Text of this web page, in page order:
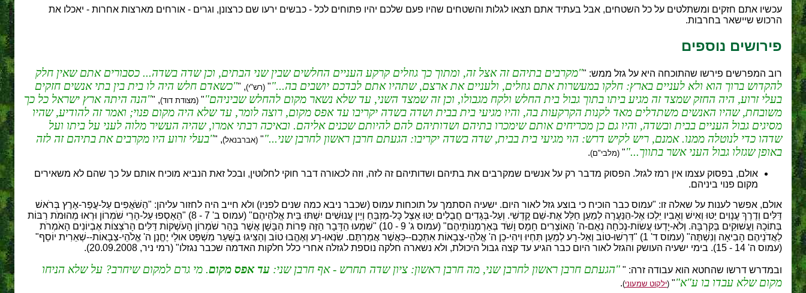
עכשיו אתם חזקים ומשתלטים על כל השטחים, אבל בעתיד אתם תצאו לגלות והשטחים שהיו פעם שלכם יהיו פתוחים לכל - כבשים ירעו שם כרצונן, וגרים - אורחים מארצות אחרות - יאכלו את
הרכוש שיישאר בחרבות.
פירושים נוספים
רוב המפרשים פירשו שהתוכחה היא על גזל ממש: " מקרבים בתיהם זה אצל זה, ומתוך כך גוזלים קרקע העניים החלשים שבין שני הבתים, וכן שדה בשדה... כסבורים אתם שאין חלק
להקדוש ברוך הוא ולא לעניים בארץ: חלקו במעשרות אתם גוזלים, ולעניים את ארצם, שתהיו אתם לבדכם יושבים בה... " (רש"י), " כשאדם חלש היה לו בית בין בתי אנשים חזקים
בעלי זרוע, היה החזק שמצד זה מגיע ביתו בתוך גבול בית החלש ולקח מגבולו, וכן זה שמצד השני, עד שלא נשאר מקום להחלש שביניהם " (מצודת דוד), " הנה היתה ארץ ישראל כל כך
משובחת, שהיו האנשים משתדלים מאד לקנות הקרקעות בה, והיו מגיעי בית בבית ושדה בשדה יקריבו עד אפס מקום, רוצה לומר, עד שלא היה מקום פנוי; ואמר זה להודיע, שהיו
מסיגים גבול העניים בבית ובשדה, והיו גם כן מכריחים אותם שימכרו בתיהם ושדותיהם להם להיותם שכנים אליהם. ובאיכה רבתי אמרו, שהיה העשיר מלוה לעני על ביתו ועל
שדהו כדי לנוטלה ממנו. אמנם, ריש לקיש דרש: הוי מגיעי בית בבית, שדה בשדה יקריבו: הגעתם חרבן ראשון לחרבן שני... " (אברבנאל), " בעלי זרוע היו מקרבים את בתיהם זה לזה
באופן שגזלו גבול העני אשר בתווך... " (מלבי"ם).
אולם, בפסוק עצמו אין רמז לגזל. הפסוק מדבר רק על אנשים שמקרבים את בתיהם ושדותיהם זה לזה, וזה לכאורה דבר חוקי לחלוטין, ובכל זאת הנביא מוכיח אותם על כך שהם לא משאירים
מקום פנוי ביניהם.
אולם, אפשר לענות על שאלה זו: "עמוס כבר הוכיח כי בוצע גזל לאור היום. ישעיה הסתמך על תוכחות עמוס (שכבר ניבא כמה שנים לפניו) ולא חייב היה לחזור עליהן: "הַשֹּׁאֲפִים עַל-עֲפַר-אֶרֶץ בְּרֹאשׁ
דַּלִּים וְדֶרֶךְ עֲנָוִים יַטּוּ וְאִישׁ וְאָבִיו יֵלְכוּ אֶל-הַנַּעֲרָה לְמַעַן חַלֵּל אֶת-שֵׁם קָדְשִׁי. וְעַל-בְּגָדִים חֲבֻלִים יַטּוּ אֵצֶל כָּל-מִזְבֵּחַ וְיֵין עֲנוּשִׁים יִשְׁתּוּ בֵּית אֱלֹהֵיהֶם" (עמוס ב' 7 - 8) "הֵאָסְפוּ עַל-הָרֵי שֹׁמְרוֹן וּרְאוּ מְהוּמֹת רַבּוֹת
בְּתוֹכָהּ וַעֲשׁוּקִים בְּקִרְבָּהּ. וְלֹא-יָדְעוּ עֲשׂוֹת-נְכֹחָה נְאֻם-ה' הָאוֹצְרִים חָמָס וָשֹׁד בְּאַרְמְנוֹתֵיהֶם" (עמוס ג' 9 - 10) "שִׁמְעוּ הַדָּבָר הַזֶּה פָּרוֹת הַבָּשָׁן אֲשֶׁר בְּהַר שֹׁמְרוֹן הָעֹשְׁקוֹת דַּלִּים הָרֹצְצוֹת אֶבְיוֹנִים הָאֹמְרֹת
לַאֲדֹנֵיהֶם הָבִיאָה וְנִשְׁתֶּה" (עמוס ד' 1) "דִּרְשׁוּ-טוֹב וְאַל-רָע לְמַעַן תִּחְיוּ וִיהִי-כֵן ה' אֱלֹהֵי-צְבָאוֹת אִתְּכֶם--כַּאֲשֶׁר אֲמַרְתֶּם. שִׂנְאוּ-רָע וְאֶהֱבוּ טוֹב וְהַצִּיגוּ בַשַּׁעַר מִשְׁפָּט אוּלַי יֶחֱנַן ה' אֱלֹהֵי-צְבָאוֹת--שְׁאֵרִית יוֹסֵף"
(עמוס ה' 14 - 15). בימי ישעיה העושק והגזל לאור היום כבר הגיע עד קצה גבול היכולת, ולא נשארה חלקה נוספת לגזלה אחרי כלל חלקות האדמה שכבר נגזלו" (רמי ניר, 20.09.2008).
ובמדרש דרשו שהחטא הוא עבודה זרה: " הגעתם חרבן ראשון לחרבן שני, מה חרבן ראשון: ציון שדה תחרש - אף חרבן שני: עד אפס מקום. מי גרם למקום שיחרב? על שלא הניחו
מקום שלא עבדו בו ע"א "
(ילקוט שמעוני)
.